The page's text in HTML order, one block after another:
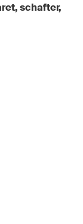
schafter,